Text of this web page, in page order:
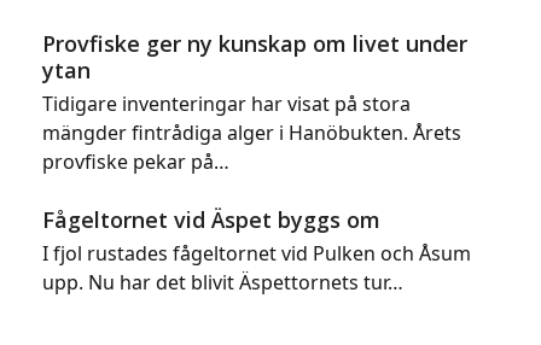
Provfiske ger ny kunskap om livet under
ytan
Tidigare inventeringar har visat på stora
mängder fintrådiga alger i Hanöbukten. Årets
provfiske pekar på…
Fågeltornet vid Äspet byggs om
I fjol rustades fågeltornet vid Pulken och Åsum
upp. Nu har det blivit Äspettornets tur…